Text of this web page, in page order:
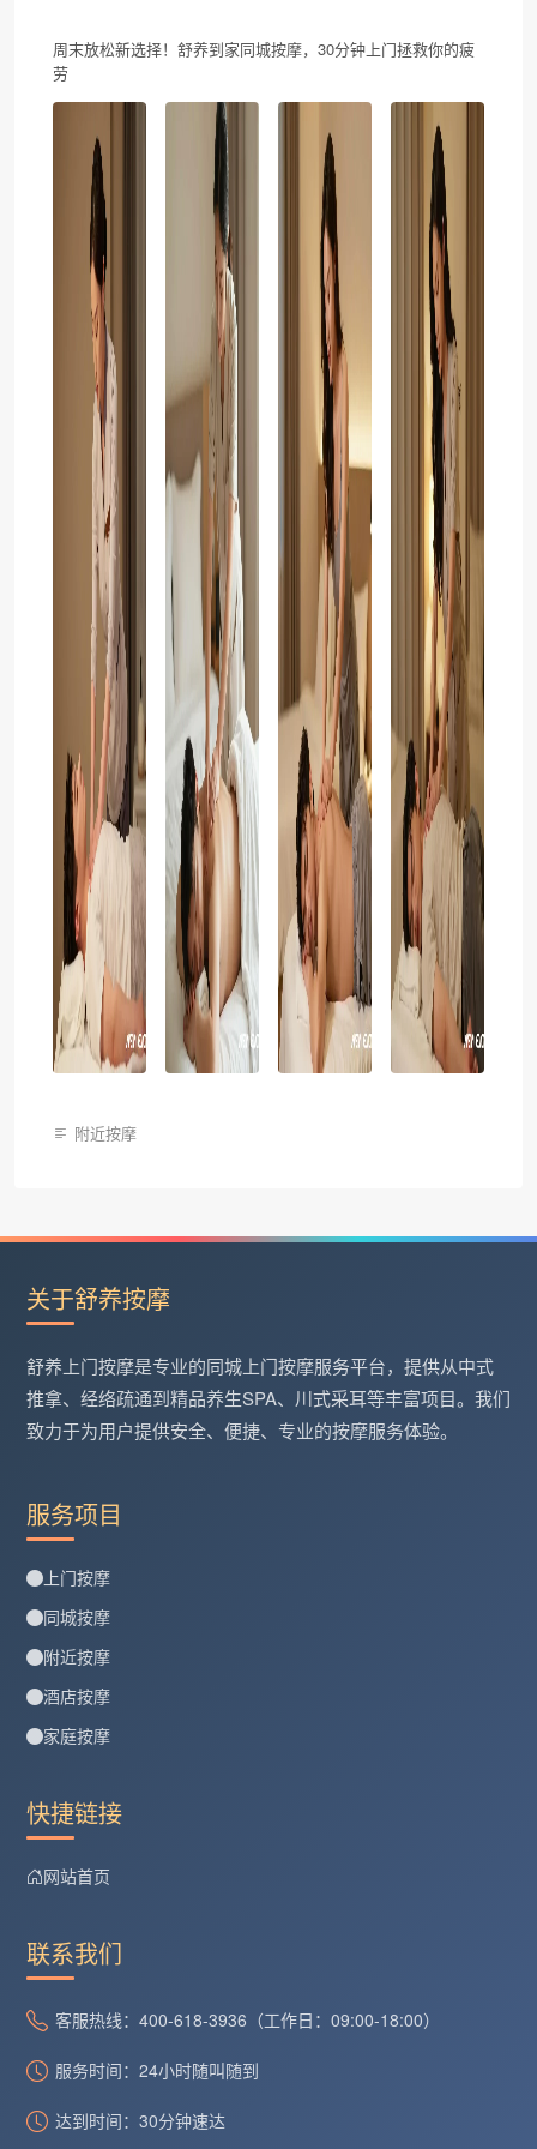
周末放松新选择！舒养到家同城按摩，30分钟上门拯救你的疲
劳
附近按摩
关于舒养按摩
舒养上门按摩是专业的同城上门按摩服务平台，提供从中式
推拿、经络疏通到精品养生SPA、川式采耳等丰富项目。我们
致力于为用户提供安全、便捷、专业的按摩服务体验。
服务项目
上门按摩
同城按摩
附近按摩
酒店按摩
家庭按摩
快捷链接
网站首页
联系我们
客服热线：400-618-3936（工作日：09:00-18:00）
服务时间：24小时随叫随到
达到时间：30分钟速达